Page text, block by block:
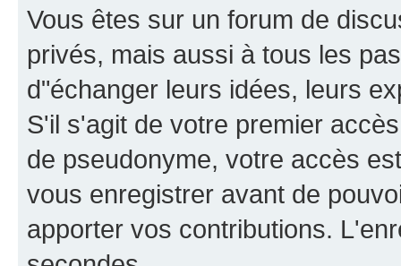
Vous êtes sur un forum de
privés, mais aussi à tous les
d"échanger leurs idées, leurs
S'il s'agit de votre premier
de pseudonyme, votre accès
vous enregistrer avant de
apporter vos contributions.